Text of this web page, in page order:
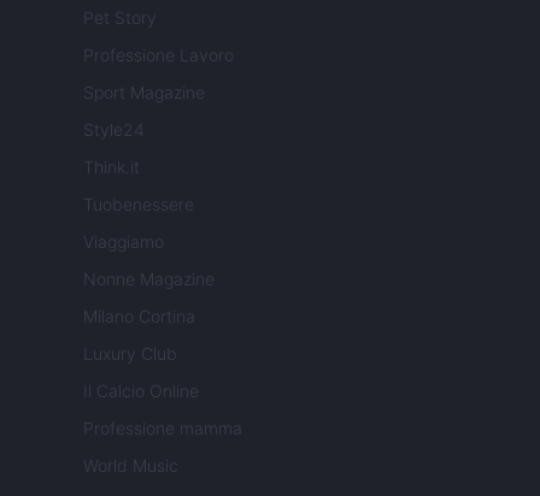
Pet Story
Professione Lavoro
Sport Magazine
Style24
Think.it
Tuobenessere
Viaggiamo
Nonne Magazine
Milano Cortina
Luxury Club
Il Calcio Online
Professione mamma
World Music